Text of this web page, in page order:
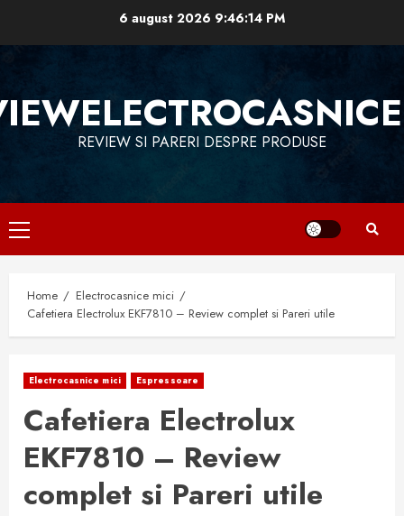
6 august 2026 9:46:15 PM
REVIEW SI PARERI DESPRE PRODUSE
Primary
Menu
Home
Electrocasnice mici
Cafetiera Electrolux EKF7810 – Review complet si Pareri utile
Electrocasnice mici Espressoare
Cafetiera Electrolux
EKF7810 – Review
complet si Pareri utile